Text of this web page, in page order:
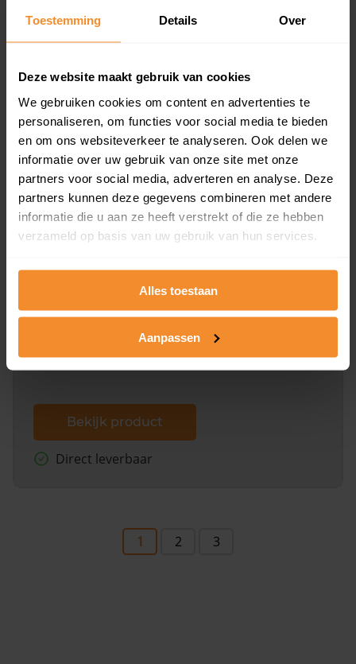
Toestemming Details Over
Deze website maakt gebruik van cookies
We gebruiken cookies om content en advertenties te
personaliseren, om functies voor social media te bieden
en om ons websiteverkeer te analyseren. Ook delen we
informatie over uw gebruik van onze site met onze
partners voor social media, adverteren en analyse. Deze
partners kunnen deze gegevens combineren met andere
informatie die u aan ze heeft verstrekt of die ze hebben
verzameld op basis van uw gebruik van hun services.
Alles toestaan
Aanpassen
Een overzicht van alle verkochte woningen (koopsom
en koopdatum) binnen een postcodegebied. Dit
Bekijk product
Direct leverbaar
Een uitgebreid overzicht van het perceel en
dit inclusief de luchtfoto!
Bekijk product
Direct leverbaar
1 2 3